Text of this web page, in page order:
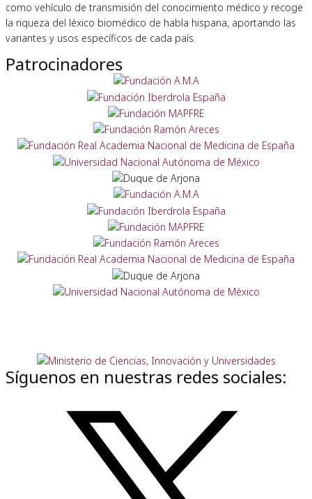
como vehículo de transmisión del conocimiento médico y recoge
la riqueza del léxico biomédico de habla hispana, aportando las
variantes y usos específicos de cada país.
Patrocinadores
Síguenos en nuestras redes sociales: